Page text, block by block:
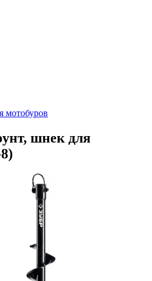
мотобуров
шнек для